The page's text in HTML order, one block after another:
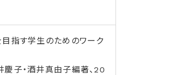
目指す学生のためのワーク
子・酒井真由子編著、20